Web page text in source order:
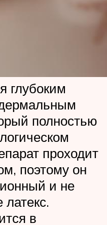
глубоким
полностью
проходит
поэтому он
и не
латекс.
в